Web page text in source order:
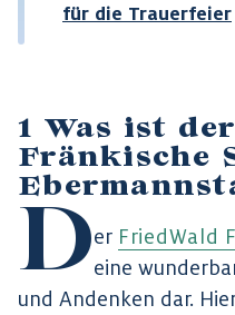
für die Trauerfeier
Was ist
Fränkische
Der FriedWald
eine
und Andenken dar.